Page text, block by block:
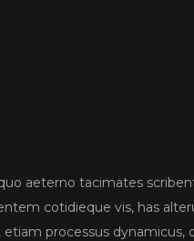
aeterno tacimates
cotidieque vis, has
processus dynamicus,